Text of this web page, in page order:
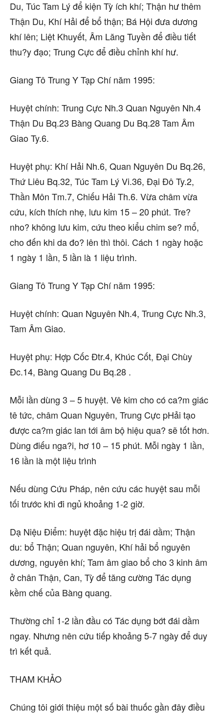
Du, Túc Tam Lý để kiện Tỳ ích khí; Thận hư thêm
Thận Du, Khí Hải để bổ thận; Bá Hội đưa dương
khí lên; Liệt Khuyết, Âm Lăng Tuyền để điều tiết
thu?y đạo; Trung Cực để điều chỉnh khí hư.
Giang Tô Trung Y Tạp Chí năm 1995:
Huyệt chính: Trung Cực Nh.3 Quan Nguyên Nh.4
Thận Du Bq.23 Bàng Quang Du Bq.28 Tam Âm
Giao Ty.6.
Huyệt phụ: Khí Hải Nh.6, Quan Nguyên Du Bq.26,
Thứ Liêu Bq.32, Túc Tam Lý Vi.36, Đại Đô Ty.2,
Thần Môn Tm.7, Chiếu Hải Th.6. Vừa châm vừa
cứu, kích thích nhẹ, lưu kim 15 – 20 phút. Tre?
nho? không lưu kim, cứu theo kiểu chim se? mổ,
cho đến khi da đo? lên thì thôi. Cách 1 ngày hoặc
1 ngày 1 lần, 5 lần là 1 liệu trình.
Giang Tô Trung Y Tạp Chí năm 1995:
Huyệt chính: Quan Nguyên Nh.4, Trung Cực Nh.3,
Tam Âm Giao.
Huyệt phụ: Hợp Cốc Đtr.4, Khúc Cốt, Đại Chùy
Đc.14, Bàng Quang Du Bq.28 .
Mỗi lần dùng 3 – 5 huyệt. Vê kim cho có ca?m giác
tê tức, châm Quan Nguyên, Trung Cực pHải tạo
được ca?m giác lan tới âm bộ hiệu qua? sẽ tốt hơn.
Dùng điếu nga?i, hơ 10 – 15 phút. Mỗi ngày 1 lần,
16 lần là một liệu trình
Nếu dùng Cứu Pháp, nên cứu các huyệt sau mỗi
tối trước khi đi ngủ khoảng 1-2 giờ.
Dạ Niệu Điểm: huyệt đặc hiệu trị đái dầm; Thận
du: bổ Thận; Quan nguyên, Khí hải bổ nguyên
dương, nguyên khí; Tam âm giao bổ cho 3 kinh âm
ở chân Thận, Can, Tỳ để tăng cường Tác dụng
kềm chế của Bàng quang.
Thường chỉ 1-2 lần đầu có Tác dụng bớt đái dầm
ngay. Nhưng nên cứu tiếp khoảng 5-7 ngày để duy
trì kết quả.
THAM KHẢO
Chúng tôi giới thiệu một số bài thuốc gần đây điều